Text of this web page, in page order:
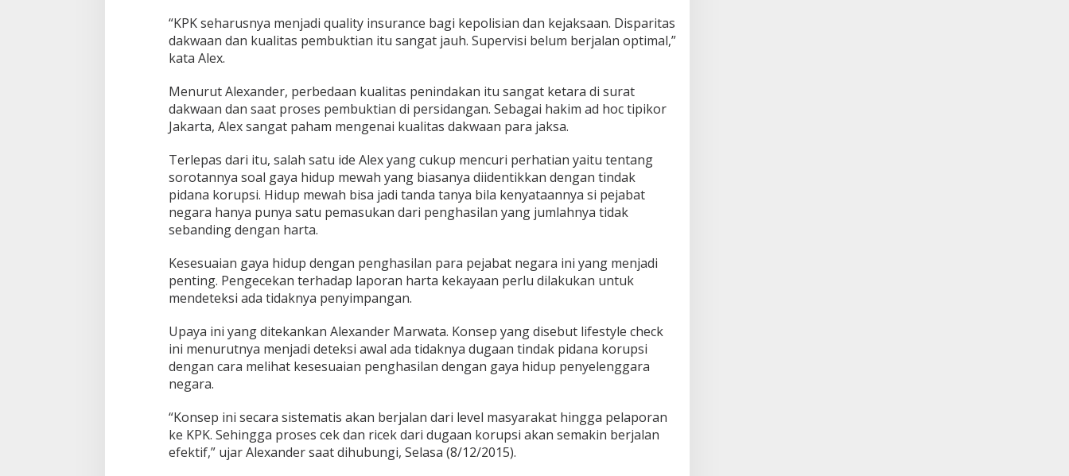
“KPK seharusnya menjadi quality insurance bagi kepolisian dan kejaksaan. Disparitas
dakwaan dan kualitas pembuktian itu sangat jauh. Supervisi belum berjalan optimal,”
kata Alex.
Menurut Alexander, perbedaan kualitas penindakan itu sangat ketara di surat
dakwaan dan saat proses pembuktian di persidangan. Sebagai hakim ad hoc tipikor
Jakarta, Alex sangat paham mengenai kualitas dakwaan para jaksa.
Terlepas dari itu, salah satu ide Alex yang cukup mencuri perhatian yaitu tentang
sorotannya soal gaya hidup mewah yang biasanya diidentikkan dengan tindak
pidana korupsi. Hidup mewah bisa jadi tanda tanya bila kenyataannya si pejabat
negara hanya punya satu pemasukan dari penghasilan yang jumlahnya tidak
sebanding dengan harta.
Kesesuaian gaya hidup dengan penghasilan para pejabat negara ini yang menjadi
penting. Pengecekan terhadap laporan harta kekayaan perlu dilakukan untuk
mendeteksi ada tidaknya penyimpangan.
Upaya ini yang ditekankan Alexander Marwata. Konsep yang disebut lifestyle check
ini menurutnya menjadi deteksi awal ada tidaknya dugaan tindak pidana korupsi
dengan cara melihat kesesuaian penghasilan dengan gaya hidup penyelenggara
negara.
“Konsep ini secara sistematis akan berjalan dari level masyarakat hingga pelaporan
ke KPK. Sehingga proses cek dan ricek dari dugaan korupsi akan semakin berjalan
efektif,” ujar Alexander saat dihubungi, Selasa (8/12/2015).